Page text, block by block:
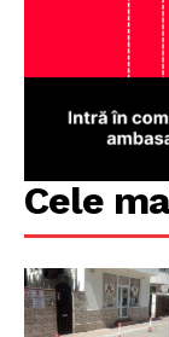
Cele